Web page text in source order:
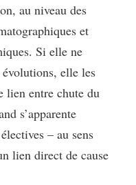
au niveau des
et
Si elle ne
elle les
lien entre chute du
s’apparente
– au sens
lien direct de cause